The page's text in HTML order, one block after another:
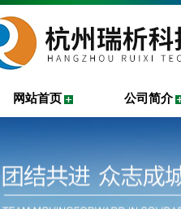
网站首页 公司简介